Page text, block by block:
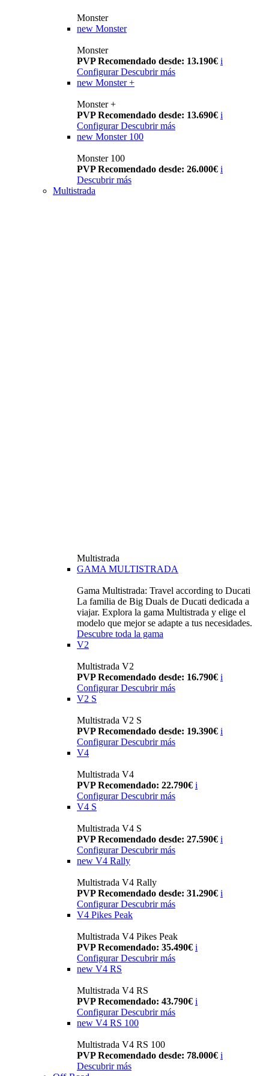
Monster
new Monster
Monster
PVP Recomendado desde: 13.190€ i
Configurar Descubrir más
new Monster +
Monster +
PVP Recomendado desde: 13.690€ i
Configurar Descubrir más
new Monster 100
Monster 100
PVP Recomendado desde: 26.000€ i
Descubrir más
Multistrada
Multistrada
GAMA MULTISTRADA
Gama Multistrada: Travel according to Ducati
La familia de Big Duals de Ducati dedicada a
viajar. Explora la gama Multistrada y elige el
modelo que mejor se adapte a tus necesidades.
Descubre toda la gama
V2
Multistrada V2
PVP Recomendado desde: 16.790€ i
Configurar Descubrir más
V2 S
Multistrada V2 S
PVP Recomendado desde: 19.390€ i
Configurar Descubrir más
V4
Multistrada V4
PVP Recomendado: 22.790€ i
Configurar Descubrir más
V4 S
Multistrada V4 S
PVP Recomendado desde: 27.590€ i
Configurar Descubrir más
new V4 Rally
Multistrada V4 Rally
PVP Recomendado desde: 31.290€ i
Configurar Descubrir más
V4 Pikes Peak
Multistrada V4 Pikes Peak
PVP Recomendado: 35.490€ i
Configurar Descubrir más
new V4 RS
Multistrada V4 RS
PVP Recomendado: 43.790€ i
ConfigurarDescubrir más
new V4 RS 100
Multistrada V4 RS 100
PVP Recomendado desde: 78.000€ i
Descubrir más